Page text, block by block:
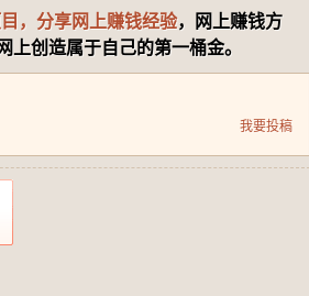
，分享网上赚钱经验，网上赚钱方
创造属于自己的第一桶金。
我要投稿